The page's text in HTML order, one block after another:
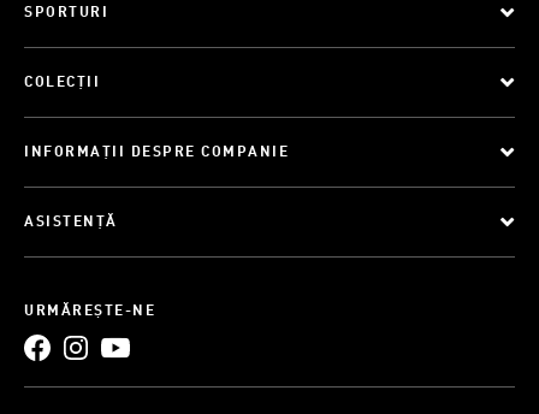
SPORTURI
COLECȚII
INFORMAȚII DESPRE COMPANIE
ASISTENȚĂ
URMĂREȘTE-NE